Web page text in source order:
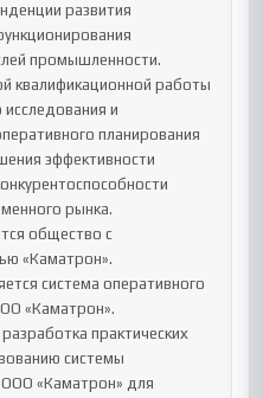
развития
промышленности.
квалификационной работы
и
планирования
эффективности
рынка.
общество с
«Каматрон».
система оперативного
«Каматрон».
практических
системы
ООО «Каматрон» для